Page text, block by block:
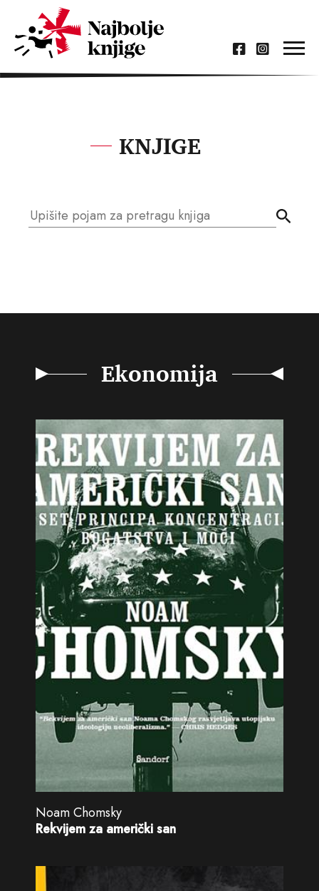
KNJIGE
Ekonomija
Noam Chomsky
Rekvijem za američki san